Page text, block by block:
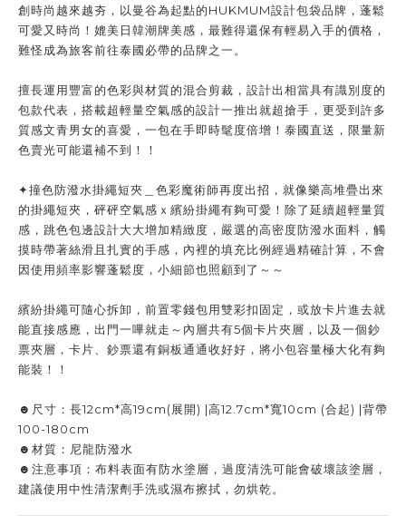
創時尚越來越夯，以曼谷為起點的HUKMUM設計包袋品牌，蓬鬆
可愛又時尚！媲美日韓潮牌美感，最難得還保有輕易入手的價格，
難怪成為旅客前往泰國必帶的品牌之一。
擅長運用豐富的色彩與材質的混合剪裁，設計出相當具有識別度的
包款代表，搭載超輕量空氣感的設計一推出就超搶手，更受到許多
質感文青男女的喜愛，一包在手即時髦度倍增！泰國直送，限量新
色賣光可能還補不到！！
✦撞色防潑水掛繩短夾＿色彩魔術師再度出招，就像樂高堆疊出來
的掛繩短夾，砰砰空氣感ｘ繽紛掛繩有夠可愛！除了延續超輕量質
感，跳色包邊設計大大增加精緻度，嚴選的高密度防潑水面料，觸
摸時帶著絲滑且扎實的手感，內裡的填充比例經過精確計算，不會
因使用頻率影響蓬鬆度，小細節也照顧到了～～
繽紛掛繩可隨心拆卸，前置零錢包用雙彩扣固定，或放卡片進去就
能直接感應，出門一嗶就走～內層共有5個卡片夾層，以及一個鈔
票夾層，卡片、鈔票還有銅板通通收好好，將小包容量極大化有夠
能裝！！
☻尺寸：長12cm*高19cm(展開) |高12.7cm*寬10cm (合起) |背帶
100-180cm
☻材質：尼龍防潑水
☻注意事項：布料表面有防水塗層，過度清洗可能會破壞該塗層，
建議使用中性清潔劑手洗或濕布擦拭，勿烘乾。